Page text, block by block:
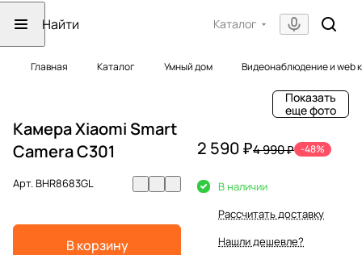
Каталог
Главная Каталог Умный дом Видеонаблюдение и web
Показать
еще фото
Камера Xiaomi Smart
Camera C301
Арт.BHR8683GL
В корзину
2 590 ₽4 990 ₽ -48%
В наличии
Рассчитать доставку
Нашли дешевле?